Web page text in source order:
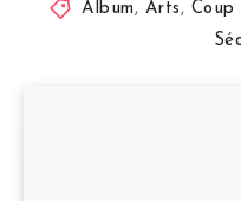
Album, Arts,